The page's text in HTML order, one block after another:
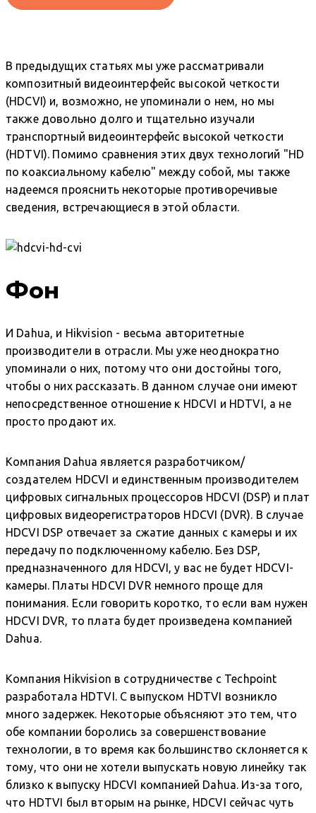
В предыдущих статьях мы уже рассматривали
композитный видеоинтерфейс высокой четкости
(HDCVI) и, возможно, не упоминали о нем, но мы
также довольно долго и тщательно изучали
транспортный видеоинтерфейс высокой четкости
(HDTVI). Помимо сравнения этих двух технологий "HD
по коаксиальному кабелю" между собой, мы также
надеемся прояснить некоторые противоречивые
сведения, встречающиеся в этой области.
Фон
И Dahua, и Hikvision - весьма авторитетные
производители в отрасли. Мы уже неоднократно
упоминали о них, потому что они достойны того,
чтобы о них рассказать. В данном случае они имеют
непосредственное отношение к HDCVI и HDTVI, а не
просто продают их.
Компания Dahua является разработчиком/
создателем HDCVI и единственным производителем
цифровых сигнальных процессоров HDCVI (DSP) и плат
цифровых видеорегистраторов HDCVI (DVR). В случае
HDCVI DSP отвечает за сжатие данных с камеры и их
передачу по подключенному кабелю. Без DSP,
предназначенного для HDCVI, у вас не будет HDCVI-
камеры. Платы HDCVI DVR немного проще для
понимания. Если говорить коротко, то если вам нужен
HDCVI DVR, то плата будет произведена компанией
Dahua.
Компания Hikvision в сотрудничестве с Techpoint
разработала HDTVI. С выпуском HDTVI возникло
много задержек. Некоторые объясняют это тем, что
обе компании боролись за совершенствование
технологии, в то время как большинство склоняется к
тому, что они не хотели выпускать новую линейку так
близко к выпуску HDCVI компанией Dahua. Из-за того,
что HDTVI был вторым на рынке, HDCVI сейчас чуть